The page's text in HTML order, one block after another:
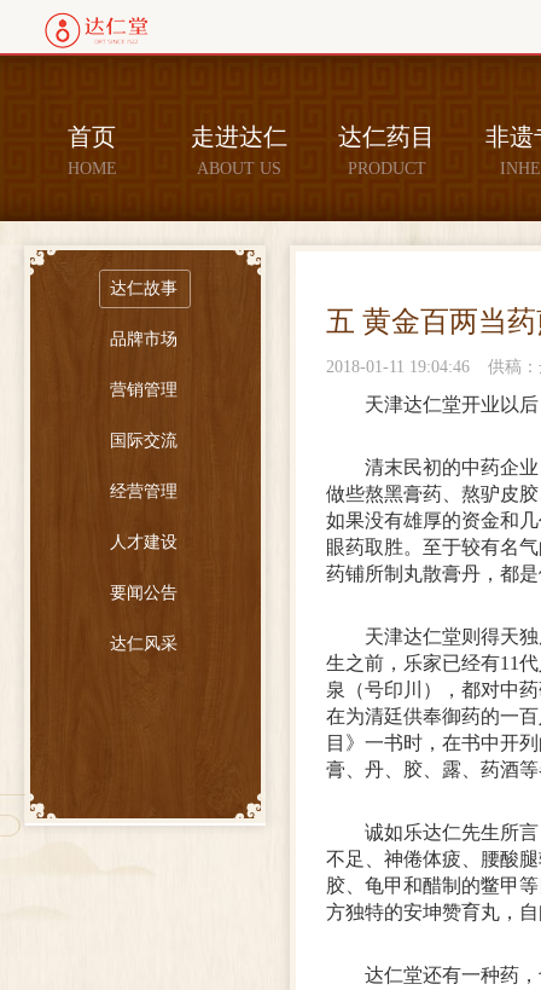
首页
HOME
走进达仁
ABOUT US
达仁药目
PRODUCT
非遗
达仁故事
品牌市场
营销管理
国际交流
经营管理
人才建设
要闻公告
达仁风采
五 黄金百两当
2018-01-11 19:04:46 供稿
天津达仁堂开业以
清末民初的中药企
做些熬黑膏药、熬驴皮
如果没有雄厚的资金和
眼药取胜。至于较有名
药铺所制丸散膏丹，都
天津达仁堂则得天
生之前，乐家已经有11
泉（号印川），都对中
在为清廷供奉御药的一
目》一书时，在书中开
膏、丹、胶、露、药酒
诚如乐达仁先生所
不足、神倦体疲、腰酸
胶、龟甲和醋制的鳖甲
方独特的安坤赞育丸，
达仁堂还有一种药